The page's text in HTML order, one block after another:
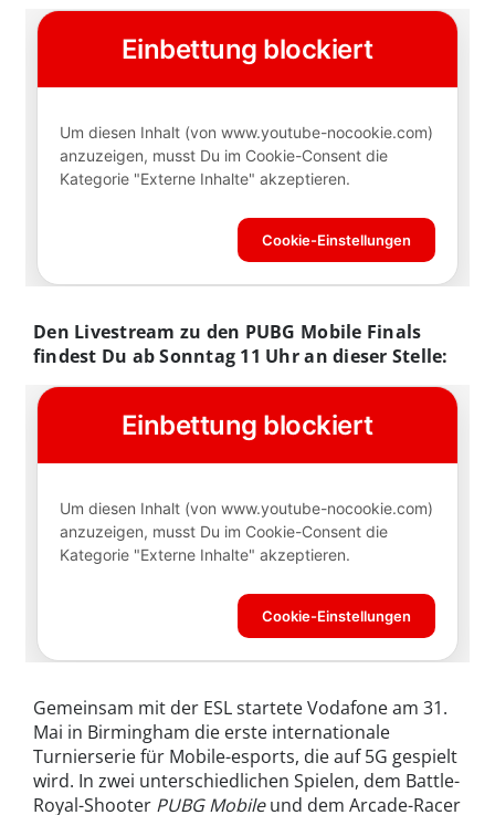
Den Livestream zu den PUBG Mobile Finals
findest Du ab Sonntag 11 Uhr an dieser Stelle:
Gemeinsam mit der ESL startete Vodafone am 31.
Mai in Birmingham die erste internationale
Turnierserie für Mobile-esports, die auf 5G gespielt
wird. In zwei unterschiedlichen Spielen, dem Battle-
Royal-Shooter PUBG Mobileund dem Arcade-Racer